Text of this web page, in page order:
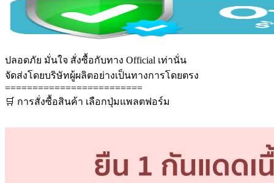
ปลอดภัย มั่นใจ สั่งซื้อกับทาง Official เท่านั่น
จัดส่งโดยบริษัทผู้ผลิตอย่างเป็นทางการโดยตรง
=========================
🛒 การสั่งซื้อสินค้า เลือกปุ่มแพลตฟอร์ม